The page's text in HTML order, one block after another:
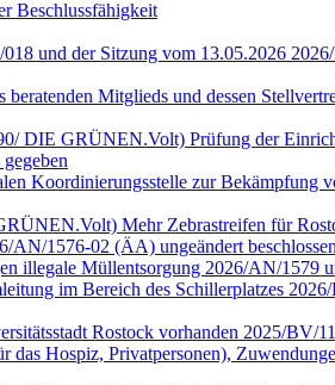
Beschlussfähigkeit
und der Sitzung vom 13.05.2026
Mitglieds und dessen
GRÜNEN.Volt) Prüfung der
Koordinierungsstelle zur Bekämpfung
Mehr Zebrastreifen für
AN/1576-02 (ÄA) ungeändert beschlossen
Müllentsorgung 2026/AN/1579
im Bereich des Schillerplatzes
Rostock vorhanden 2025/BV/
Hospiz, Privatpersonen),